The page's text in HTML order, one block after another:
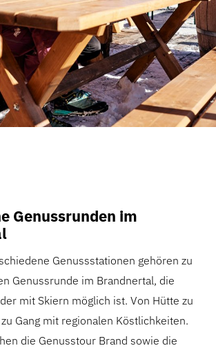
Genussrunden im
Genussstationen gehören zu
Genussrunde im Brandnertal, die
mit Skiern möglich ist. Von Hütte zu
Gang mit regionalen Köstlichkeiten.
die Genusstour Brand sowie die